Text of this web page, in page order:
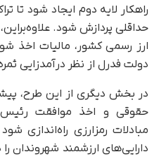
راهکار لایه دوم ایجاد شود تا
حداقلی پردازش شود.
ارز رسمی کشور، مالیات اخذ
دولت فدرل از نظر درآمدزایی
در بخش دیگری از این طرح،
حقوقی و اخذ موافقت
مبادلات رمزارزی راه‌اندازی
دارایی‌های ارزشمند شهروندان